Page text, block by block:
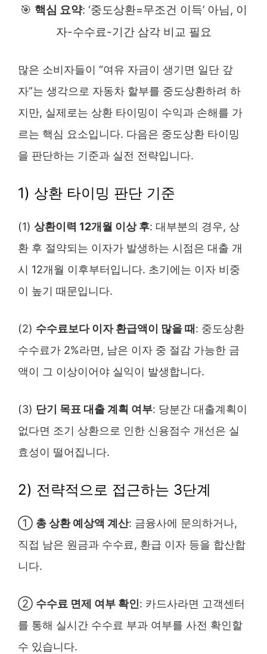
🎯 핵심 요약: ‘중도상환=무조건 이득’ 아님, 이
자-수수료-기간 삼각 비교 필요
많은 소비자들이 “여유 자금이 생기면 일단 갚
자”는 생각으로 자동차 할부를 중도상환하려 하
지만, 실제로는 상환 타이밍이 수익과 손해를 가
르는 핵심 요소입니다. 다음은 중도상환 타이밍
을 판단하는 기준과 실전 전략입니다.
1) 상환 타이밍 판단 기준
(1) 상환이력 12개월 이상 후: 대부분의 경우, 상
환 후 절약되는 이자가 발생하는 시점은 대출 개
시 12개월 이후부터입니다. 초기에는 이자 비중
이 높기 때문입니다.
(2) 수수료보다 이자 환급액이 많을 때 : 중도상환
수수료가 2%라면, 남은 이자 중 절감 가능한 금
액이 그 이상이어야 실익이 발생합니다.
(3) 단기 목표 대출 계획 여부: 당분간 대출계획이
없다면 조기 상환으로 인한 신용점수 개선은 실
효성이 떨어집니다.
2) 전략적으로 접근하는 3단계
① 총 상환 예상액 계산: 금융사에 문의하거나,
직접 남은 원금과 수수료, 환급 이자 등을 합산합
니다.
② 수수료 면제 여부 확인: 카드사라면 고객센터
를 통해 실시간 수수료 부과 여부를 사전 확인할
수 있습니다.